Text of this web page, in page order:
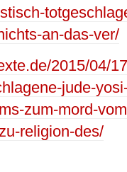
an-das-ver/
2015/04/
jude-
zum-mord-
religion-des/